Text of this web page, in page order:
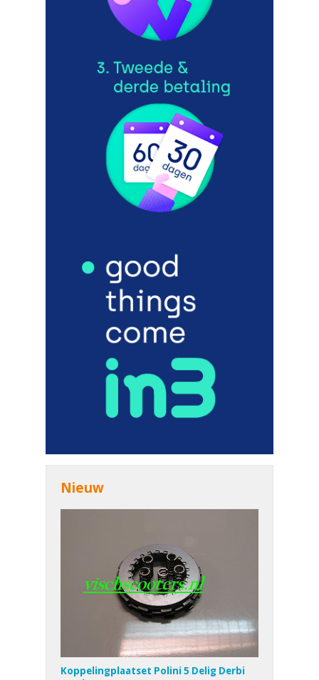
Nieuw
Koppelingplaatset Polini 5 Delig Derbi